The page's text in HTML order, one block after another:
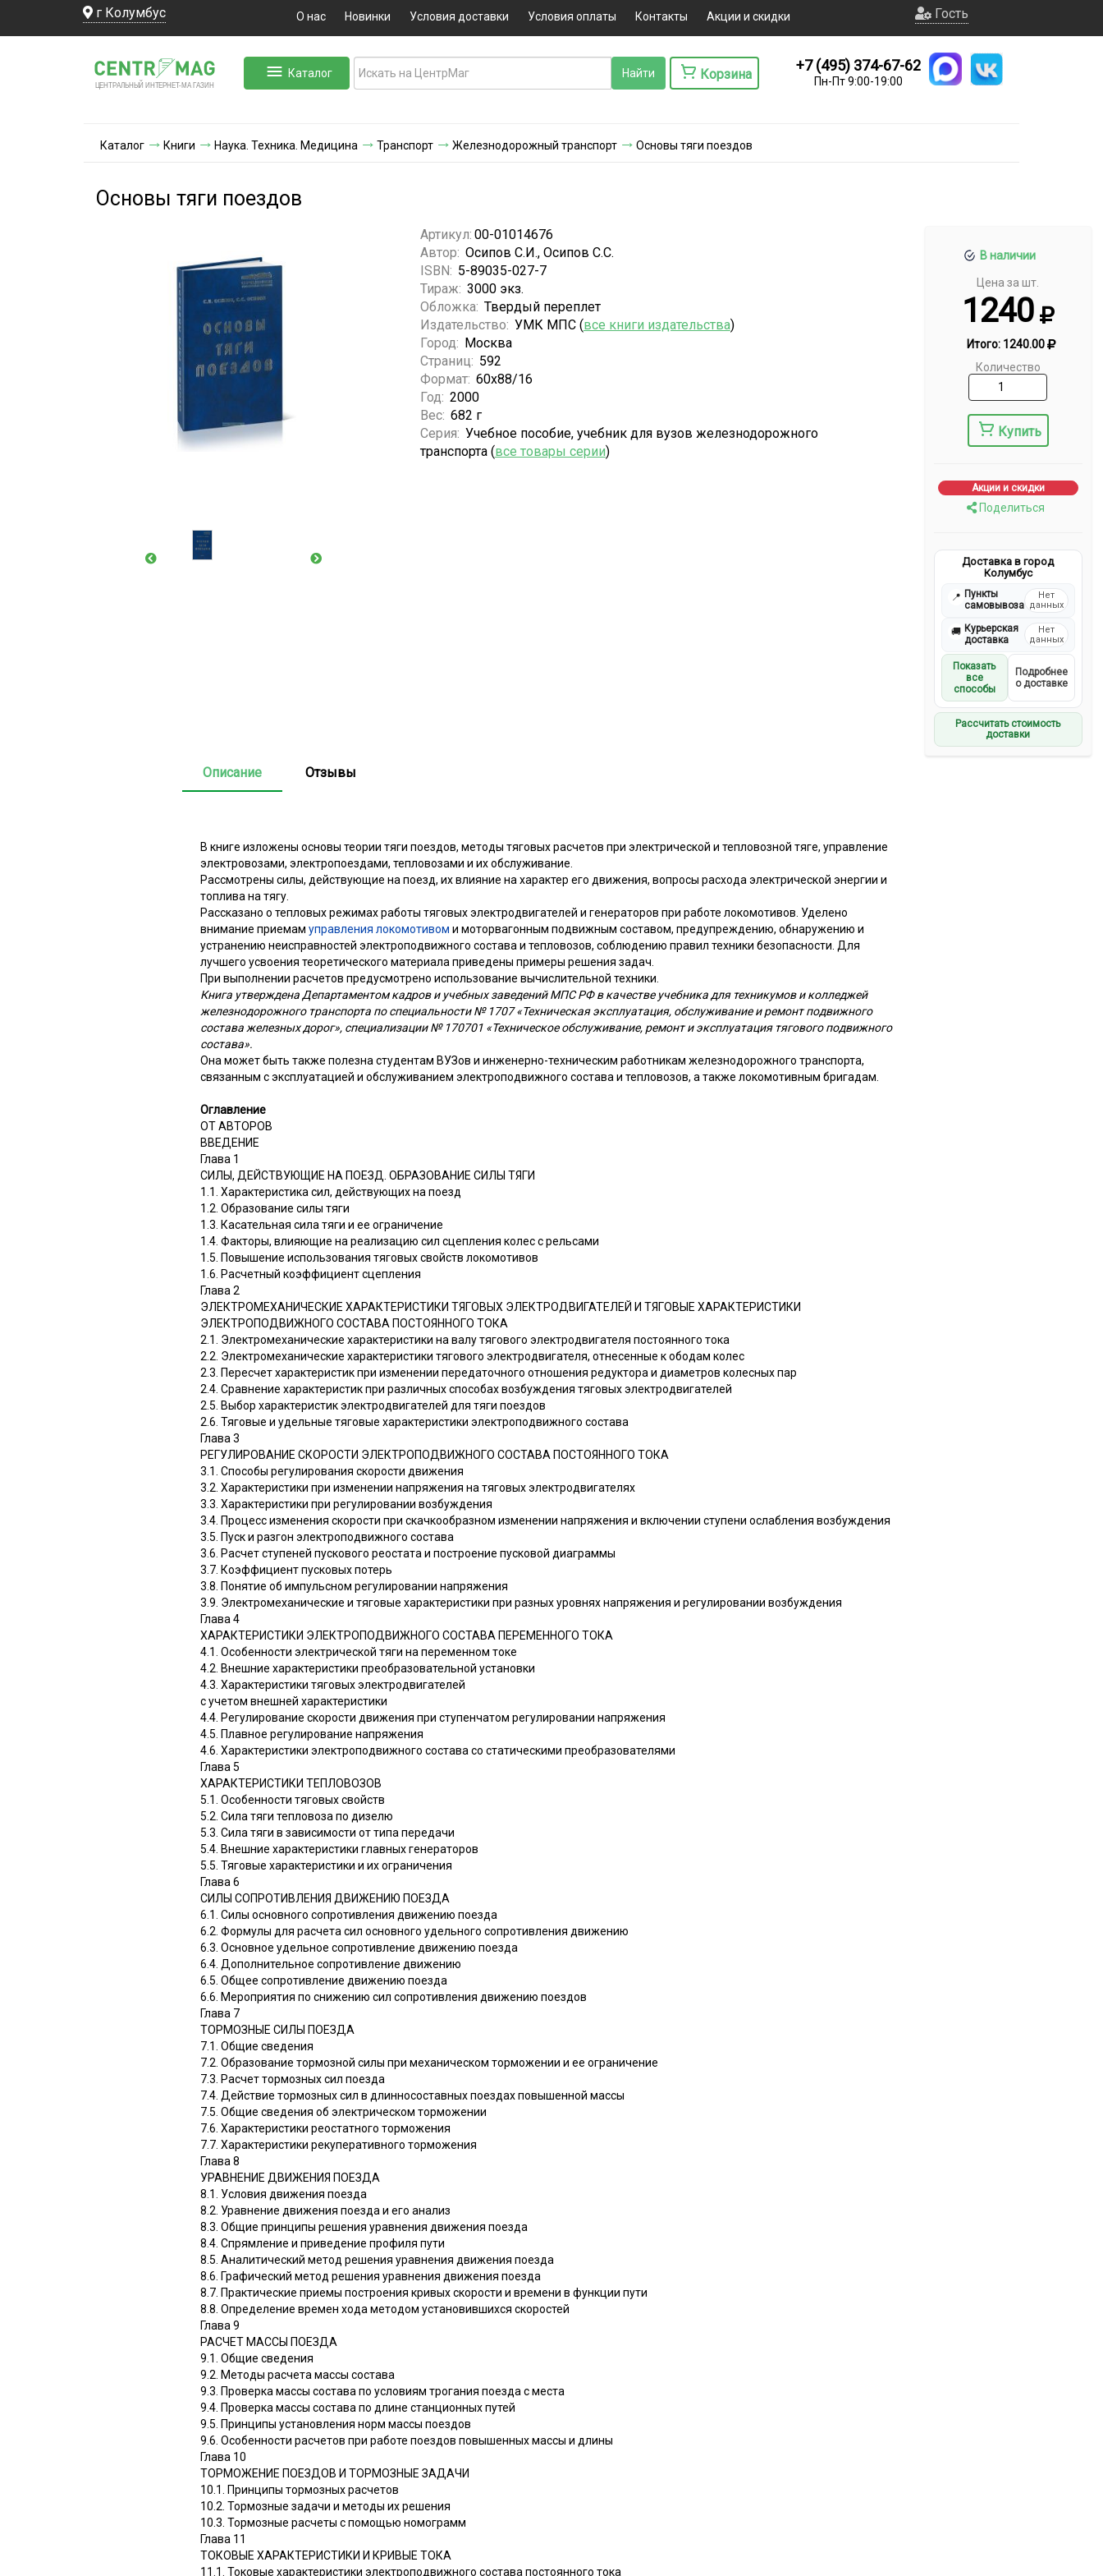
г Колумбус О нас Новинки Условия доставки Условия оплаты Контакты Акции и скидки Гость
ЦЕНТРАЛЬНЫЙ ИНТЕРНЕТ-МА ГАЗИН
Каталог Корзина
+7 (495) 374-67-62
Пн-Пт 9:00-19:00
Каталог Книги Наука. Техника. Медицина Транспорт Железнодорожный транспорт Основы тяги поездов
Основы тяги поездов
В наличии
Цена за шт.
1240
Итого: 1240.00
Количество
Купить
Акции и скидки
Поделиться
Доставка в город
Колумбус
📍 Пункты
самовывоза
Нет
данных
🚚 Курьерская
доставка
Нет
данных
Показать
все
способы
Подробнее
о доставке
Рассчитать стоимость
доставки
Артикул: 00-01014676
Автор: Осипов С.И., Осипов С.С.
ISBN: 5-89035-027-7
Тираж: 3000 экз.
Обложка: Твердый переплет
Издательство: УМК МПС (все книги издательства)
Город: Москва
Страниц: 592
Формат: 60х88/16
Год: 2000
Вес: 682 г
Серия: Учебное пособие, учебник для вузов железнодорожного
транспорта (все товары серии)
Описание Отзывы
В книге изложены основы теории тяги поездов, методы тяговых расчетов при электрической и тепловозной тяге, управление
электровозами, электропоездами, тепловозами и их обслуживание.
Рассмотрены силы, действующие на поезд, их влияние на характер его движения, вопросы расхода электрической энергии и
топлива на тягу.
Рассказано о тепловых режимах работы тяговых электродвигателей и генераторов при работе локомотивов. Уделено
внимание приемам управления локомотивом и моторвагонным подвижным составом, предупреждению, обнаружению и
устранению неисправностей электроподвижного состава и тепловозов, соблюдению правил техники безопасности. Для
лучшего усвоения теоретического материала приведены примеры решения задач.
При выполнении расчетов предусмотрено использование вычислительной техники.
Книга утверждена Департаментом кадров и учебных заведений МПС РФ в качестве учебника для техникумов и колледжей
железнодорожного транспорта по специальности № 1707 «Техническая эксплуатация, обслуживание и ремонт подвижного
состава железных дорог», специализации № 170701 «Техническое обслуживание, ремонт и эксплуатация тягового подвижного
состава».
Она может быть также полезна студентам ВУЗов и инженерно-техническим работникам железнодорожного транспорта,
связанным с эксплуатацией и обслуживанием электроподвижного состава и тепловозов, а также локомотивным бригадам.
Оглавление
ОТ АВТОРОВ
ВВЕДЕНИЕ
Глава 1
СИЛЫ, ДЕЙСТВУЮЩИЕ НА ПОЕЗД. ОБРАЗОВАНИЕ СИЛЫ ТЯГИ
1.1. Характеристика сил, действующих на поезд
1.2. Образование силы тяги
1.3. Касательная сила тяги и ее ограничение
1.4. Факторы, влияющие на реализацию сил сцепления колес с рельсами
1.5. Повышение использования тяговых свойств локомотивов
1.6. Расчетный коэффициент сцепления
Глава 2
ЭЛЕКТРОМЕХАНИЧЕСКИЕ ХАРАКТЕРИСТИКИ ТЯГОВЫХ ЭЛЕКТРОДВИГАТЕЛЕЙ И ТЯГОВЫЕ ХАРАКТЕРИСТИКИ
ЭЛЕКТРОПОДВИЖНОГО СОСТАВА ПОСТОЯННОГО ТОКА
2.1. Электромеханические характеристики на валу тягового электродвигателя постоянного тока
2.2. Электромеханические характеристики тягового электродвигателя, отнесенные к ободам колес
2.3. Пересчет характеристик при изменении передаточного отношения редуктора и диаметров колесных пар
2.4. Сравнение характеристик при различных способах возбуждения тяговых электродвигателей
2.5. Выбор характеристик электродвигателей для тяги поездов
2.6. Тяговые и удельные тяговые характеристики электроподвижного состава
Глава 3
РЕГУЛИРОВАНИЕ СКОРОСТИ ЭЛЕКТРОПОДВИЖНОГО СОСТАВА ПОСТОЯННОГО ТОКА
3.1. Способы регулирования скорости движения
3.2. Характеристики при изменении напряжения на тяговых электродвигателях
3.3. Характеристики при регулировании возбуждения
3.4. Процесс изменения скорости при скачкообразном изменении напряжения и включении ступени ослабления возбуждения
3.5. Пуск и разгон электроподвижного состава
3.6. Расчет ступеней пускового реостата и построение пусковой диаграммы
3.7. Коэффициент пусковых потерь
3.8. Понятие об импульсном регулировании напряжения
3.9. Электромеханические и тяговые характеристики при разных уровнях напряжения и регулировании возбуждения
Глава 4
ХАРАКТЕРИСТИКИ ЭЛЕКТРОПОДВИЖНОГО СОСТАВА ПЕРЕМЕННОГО ТОКА
4.1. Особенности электрической тяги на переменном токе
4.2. Внешние характеристики преобразовательной установки
4.3. Характеристики тяговых электродвигателей
с учетом внешней характеристики
4.4. Регулирование скорости движения при ступенчатом регулировании напряжения
4.5. Плавное регулирование напряжения
4.6. Характеристики электроподвижного состава со статическими преобразователями
Глава 5
ХАРАКТЕРИСТИКИ ТЕПЛОВОЗОВ
5.1. Особенности тяговых свойств
5.2. Сила тяги тепловоза по дизелю
5.3. Сила тяги в зависимости от типа передачи
5.4. Внешние характеристики главных генераторов
5.5. Тяговые характеристики и их ограничения
Глава 6
СИЛЫ СОПРОТИВЛЕНИЯ ДВИЖЕНИЮ ПОЕЗДА
6.1. Силы основного сопротивления движению поезда
6.2. Формулы для расчета сил основного удельного сопротивления движению
6.3. Основное удельное сопротивление движению поезда
6.4. Дополнительное сопротивление движению
6.5. Общее сопротивление движению поезда
6.6. Мероприятия по снижению сил сопротивления движению поездов
Глава 7
ТОРМОЗНЫЕ СИЛЫ ПОЕЗДА
7.1. Общие сведения
7.2. Образование тормозной силы при механическом торможении и ее ограничение
7.3. Расчет тормозных сил поезда
7.4. Действие тормозных сил в длинносоставных поездах повышенной массы
7.5. Общие сведения об электрическом торможении
7.6. Характеристики реостатного торможения
7.7. Характеристики рекуперативного торможения
Глава 8
УРАВНЕНИЕ ДВИЖЕНИЯ ПОЕЗДА
8.1. Условия движения поезда
8.2. Уравнение движения поезда и его анализ
8.3. Общие принципы решения уравнения движения поезда
8.4. Спрямление и приведение профиля пути
8.5. Аналитический метод решения уравнения движения поезда
8.6. Графический метод решения уравнения движения поезда
8.7. Практические приемы построения кривых скорости и времени в функции пути
8.8. Определение времен хода методом установившихся скоростей
Глава 9
РАСЧЕТ МАССЫ ПОЕЗДА
9.1. Общие сведения
9.2. Методы расчета массы состава
9.3. Проверка массы состава по условиям трогания поезда с места
9.4. Проверка массы состава по длине станционных путей
9.5. Принципы установления норм массы поездов
9.6. Особенности расчетов при работе поездов повышенных массы и длины
Глава 10
ТОРМОЖЕНИЕ ПОЕЗДОВ И ТОРМОЗНЫЕ ЗАДАЧИ
10.1. Принципы тормозных расчетов
10.2. Тормозные задачи и методы их решения
10.3. Тормозные расчеты с помощью номограмм
Глава 11
ТОКОВЫЕ ХАРАКТЕРИСТИКИ И КРИВЫЕ ТОКА
11.1. Токовые характеристики электроподвижного состава постоянного тока